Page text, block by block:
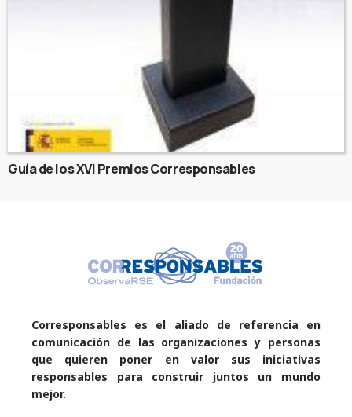
Guía de los XVI Premios Corresponsables
Corresponsables es el aliado de referencia en
comunicación de las organizaciones y personas
que quieren poner en valor sus iniciativas
responsables para construir juntos un mundo
mejor.